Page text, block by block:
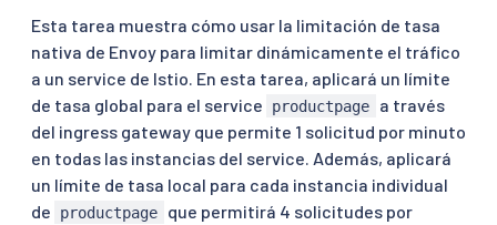
Esta tarea muestra cómo usar la limitación de tasa
nativa de Envoy para limitar dinámicamente el tráfico
a un service de Istio. En esta tarea, aplicará un límite
de tasa global para el service
productpage
a través
del ingress gateway que permite 1 solicitud por minuto
en todas las instancias del service. Además, aplicará
un límite de tasa local para cada instancia individual
de
productpage
que permitirá 4 solicitudes por